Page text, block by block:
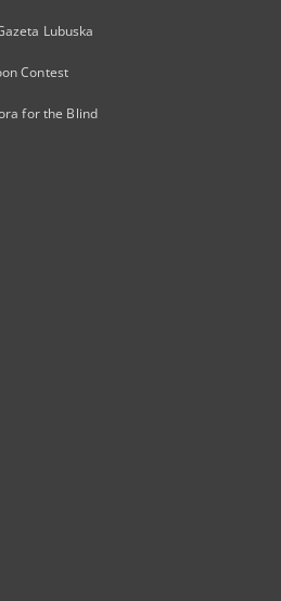
Lubuska
Contest
for the Blind